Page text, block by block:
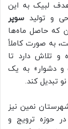
لبیک به این
و تولید سوپر
که حاصل ماه‌ها
به صورت کاملاً
و تلاش دارد تا
و دشوار» به یک
تبدیل کند.
نمین نیز
حوزه ترویج و